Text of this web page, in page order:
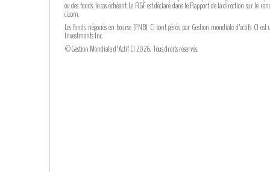
ou des fonds, le cas échéant. Le RGF est déclaré dans le Rapport de la direction sur le
ci.com.
Les fonds négociés en bourse (FNB) CI sont gérés par Gestion mondiale d’actifs CI
Investments Inc.
©Gestion Mondiale d'Actif CI 2026. Tous droits réservés.